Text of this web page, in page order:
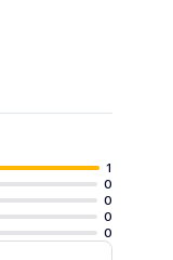
1
0
0
0
0